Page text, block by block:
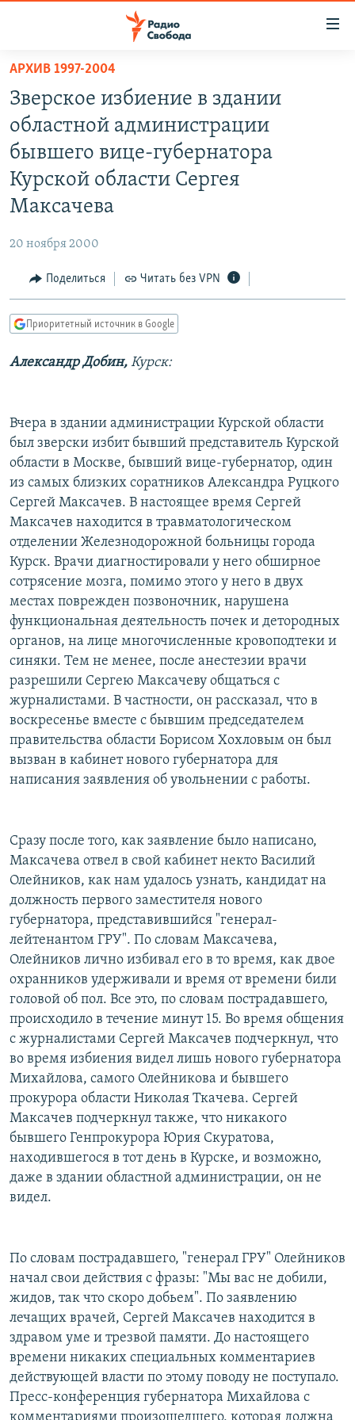
упрощенного
доступа
Вернуться
основному
содержанию
Вернутся
главной
навигации
Вернутся
поиску
ПОДКАСТЫ
АВТОРСКИЕ ПРОЕКТЫ
ЦИТАТЫ СВОБОДЫ
МНЕНИЯ
IDEL.РЕАЛИИ
КАВКАЗ.РЕАЛИИ
СЕВЕР.РЕАЛИИ
РАСПИСАНИЕ ВЕЩАНИЯ
СОЦИАЛЬНЫЕ СЕТИ
Все сайты РСЕ/РС
АРХИВ 1997-2004
Зверское избиение в здании
областной администрации
бывшего вице-губернатора
Курской области Сергея
Максачева
20 ноября 2000
Поделиться Читать без VPN
Приоритетный источник в Google
Александр Добин, Курск:
Вчера в здании администрации Курской области
был зверски избит бывший представитель Курской
области в Москве, бывший вице-губернатор, один
из самых близких соратников Александра Руцкого
Сергей Максачев. В настоящее время Сергей
Максачев находится в травматологическом
отделении Железнодорожной больницы города
Курск. Врачи диагностировали у него обширное
сотрясение мозга, помимо этого у него в двух
местах поврежден позвоночник, нарушена
функциональная деятельность почек и детородных
органов, на лице многочисленные кровоподтеки и
синяки. Тем не менее, после анестезии врачи
разрешили Сергею Максачеву общаться с
журналистами. В частности, он рассказал, что в
воскресенье вместе с бывшим председателем
правительства области Борисом Хохловым он был
вызван в кабинет нового губернатора для
написания заявления об увольнении с работы.
Сразу после того, как заявление было написано,
Максачева отвел в свой кабинет некто Василий
Олейников, как нам удалось узнать, кандидат на
должность первого заместителя нового
губернатора, представившийся "генерал-
лейтенантом ГРУ". По словам Максачева,
Олейников лично избивал его в то время, как двое
охранников удерживали и время от времени били
головой об пол. Все это, по словам пострадавшего,
происходило в течение минут 15. Во время общения
с журналистами Сергей Максачев подчеркнул, что
во время избиения видел лишь нового губернатора
Михайлова, самого Олейникова и бывшего
прокурора области Николая Ткачева. Сергей
Максачев подчеркнул также, что никакого
бывшего Генпрокурора Юрия Скуратова,
находившегося в тот день в Курске, и возможно,
даже в здании областной администрации, он не
видел.
По словам пострадавшего, "генерал ГРУ" Олейников
начал свои действия с фразы: "Мы вас не добили,
жидов, так что скоро добьем". По заявлению
лечащих врачей, Сергей Максачев находится в
здравом уме и трезвой памяти. До настоящего
времени никаких специальных комментариев
действующей власти по этому поводу не поступало.
Пресс-конференция губернатора Михайлова с